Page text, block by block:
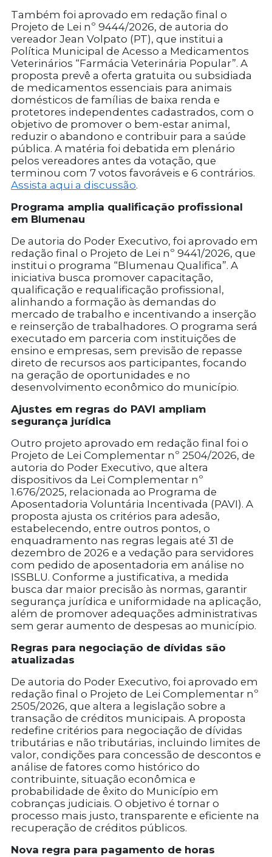
Também foi aprovado em redação final o
Projeto de Lei nº 9444/2026, de autoria do
vereador Jean Volpato (PT), que institui a
Política Municipal de Acesso a Medicamentos
Veterinários “Farmácia Veterinária Popular”. A
proposta prevê a oferta gratuita ou subsidiada
de medicamentos essenciais para animais
domésticos de famílias de baixa renda e
protetores independentes cadastrados, com o
objetivo de promover o bem-estar animal,
reduzir o abandono e contribuir para a saúde
pública. A matéria foi debatida em plenário
pelos vereadores antes da votação, que
terminou com 7 votos favoráveis e 6 contrários.
Assista aqui a discussão.
Programa amplia qualificação profissional
em Blumenau
De autoria do Poder Executivo, foi aprovado em
redação final o Projeto de Lei nº 9441/2026, que
institui o programa “Blumenau Qualifica”. A
iniciativa busca promover capacitação,
qualificação e requalificação profissional,
alinhando a formação às demandas do
mercado de trabalho e incentivando a inserção
e reinserção de trabalhadores. O programa será
executado em parceria com instituições de
ensino e empresas, sem previsão de repasse
direto de recursos aos participantes, focando
na geração de oportunidades e no
desenvolvimento econômico do município.
Ajustes em regras do PAVI ampliam
segurança jurídica
Outro projeto aprovado em redação final foi o
Projeto de Lei Complementar nº 2504/2026, de
autoria do Poder Executivo, que altera
dispositivos da Lei Complementar nº
1.676/2025, relacionada ao Programa de
Aposentadoria Voluntária Incentivada (PAVI). A
proposta ajusta os critérios para adesão,
estabelecendo, entre outros pontos, o
enquadramento nas regras legais até 31 de
dezembro de 2026 e a vedação para servidores
com pedido de aposentadoria em análise no
ISSBLU. Conforme a justificativa, a medida
busca dar maior precisão às normas, garantir
segurança jurídica e uniformidade na aplicação,
além de promover adequações administrativas
sem gerar aumento de despesas ao município.
Regras para negociação de dívidas são
atualizadas
De autoria do Poder Executivo, foi aprovado em
redação final o Projeto de Lei Complementar nº
2505/2026, que altera a legislação sobre a
transação de créditos municipais. A proposta
redefine critérios para negociação de dívidas
tributárias e não tributárias, incluindo limites de
valor, condições para concessão de descontos e
análise de fatores como histórico do
contribuinte, situação econômica e
probabilidade de êxito do Município em
cobranças judiciais. O objetivo é tornar o
processo mais justo, transparente e eficiente na
recuperação de créditos públicos.
Nova regra para pagamento de horas